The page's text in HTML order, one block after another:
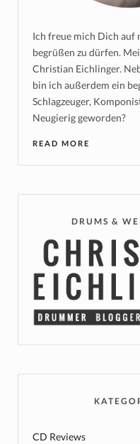
Ich freue mich Dich auf
begrüßen zu dürfen.
Christian Eichlinger.
bin ich außerdem ein
Schlagzeuger,
Neugierig geworden?
READ MORE
DRUMS &
CD Reviews